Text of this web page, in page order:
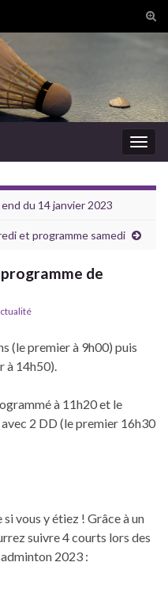
du 14 janvier 2023
et programme samedi
de
(le premier à 9h00) puis
à 14h50).
à 11h20 et le
2 DD (le premier 16h30
vous y étiez ! Grâce à un
suivre 4 courts lors des
2023 :